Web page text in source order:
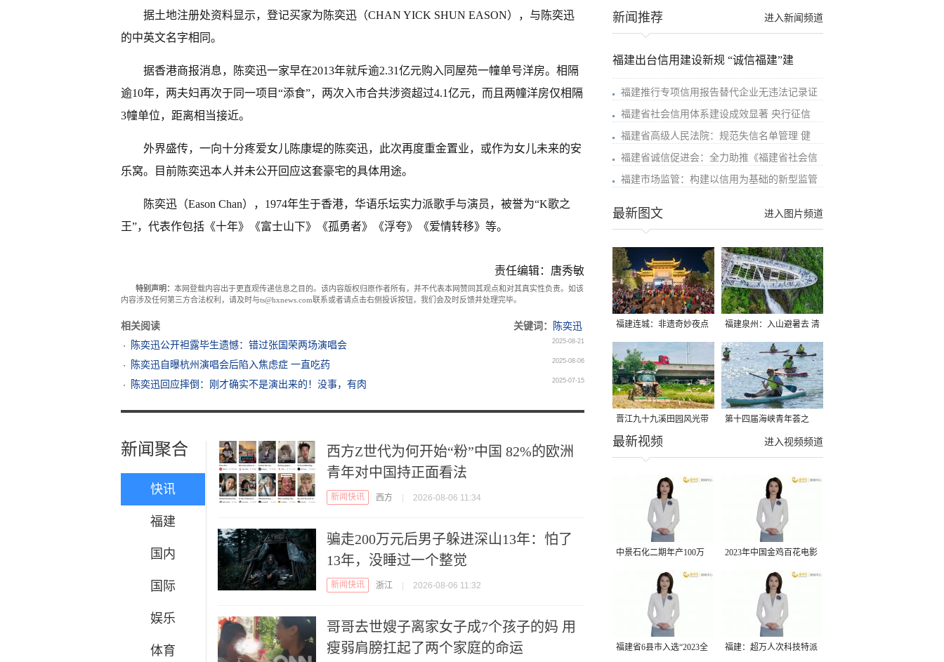
据土地注册处资料显示，登记买家为陈奕迅（CHAN YICK SHUN EASON），与陈奕迅
的中英文名字相同。
据香港商报消息，陈奕迅一家早在2013年就斥逾2.31亿元购入同屋苑一幢单号洋房。相隔
逾10年，两夫妇再次于同一项目“添食”，两次入市合共涉资超过4.1亿元，而且两幢洋房仅相隔
3幢单位，距离相当接近。
外界盛传，一向十分疼爱女儿陈康堤的陈奕迅，此次再度重金置业，或作为女儿未来的安
乐窝。目前陈奕迅本人并未公开回应这套豪宅的具体用途。
陈奕迅（Eason Chan），1974年生于香港，华语乐坛实力派歌手与演员，被誉为“K歌之
王”，代表作包括《十年》《富士山下》《孤勇者》《浮夸》《爱情转移》等。
责任编辑：唐秀敏
特别声明： 本网登载内容出于更直观传递信息之目的。该内容版权归原作者所有，并不代表本网赞同其观点和对其真实性负责。如该
内容涉及任何第三方合法权利，请及时与ts@hxnews.com联系或者请点击右侧投诉按钮，我们会及时反馈并处理完毕。
相关阅读 关键词：
陈奕迅
陈奕迅公开袒露毕生遗憾：错过张国荣两场演唱会
2025-08-21
陈奕迅自曝杭州演唱会后陷入焦虑症 一直吃药 2025-08-06
陈奕迅回应摔倒：刚才确实不是演出来的！没事，有肉 2025-07-15
新闻聚合
快讯
福建
国内
国际
娱乐
体育
西方Z世代为何开始“粉”中国 82%的欧洲
青年对中国持正面看法
新闻快讯 西方 2026-08-06 11:34
骗走200万元后男子躲进深山13年：怕了
13年，没睡过一个整觉
新闻快讯 浙江 2026-08-06 11:32
哥哥去世嫂子离家女子成7个孩子的妈 用
瘦弱肩膀扛起了两个家庭的命运
进入新闻频道
新闻推荐
福建出台信用建设新规 “诚信福建”建
福建推行专项信用报告替代企业无违法记录证
福建省社会信用体系建设成效显著 央行征信
福建省高级人民法院：规范失信名单管理 健
福建省诚信促进会：全力助推《福建省社会信
福建市场监管：构建以信用为基础的新型监管
进入图片频道
最新图文
福建连城：非遗奇妙夜点
亮夏夜
福建泉州：入山避暑去 清
凉好惬意
晋江九十九溪田园风光带
千亩早稻迎来成熟收割季
第十四届海峡青年荟之
2026榕台青年大学生水上
进入视频频道
最新视频
中景石化二期年产100万
吨丙烷脱氢项目建成中交
2023年中国金鸡百花电影
节有福电影巡展31日启动
福建省6县市入选“2023全 福建：超万人次科技特派